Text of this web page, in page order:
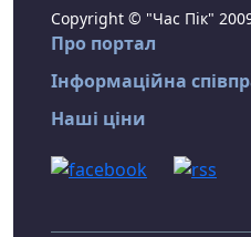
Copyright © "Час Пік"
Про портал
Інформаційна
Наші ціни